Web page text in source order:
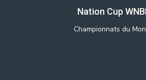
Nation Cup
Championnats du